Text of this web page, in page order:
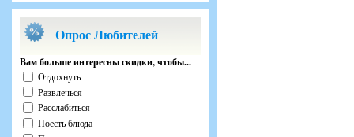
Опрос Любителей
Вам больше интересны скидки, чтобы...
Отдохнуть
Развлечься
Расслабиться
Поесть блюда